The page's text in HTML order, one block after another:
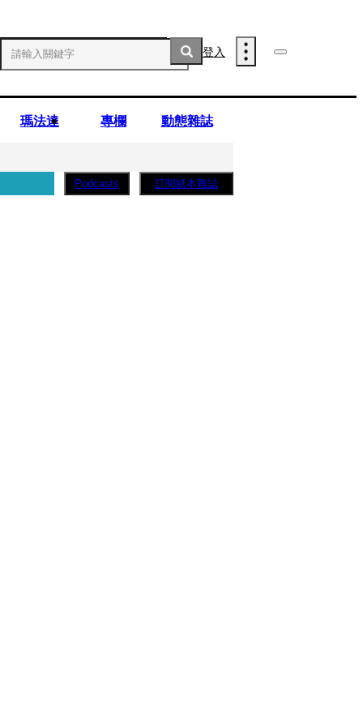
登入
瑪法達 專欄 動態雜誌
Podcasts 訂閱紙本雜誌